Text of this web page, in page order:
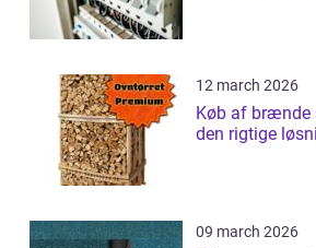
12 march 2026
Køb af brænde sådan vælger du
den rigtige
09 march 2026